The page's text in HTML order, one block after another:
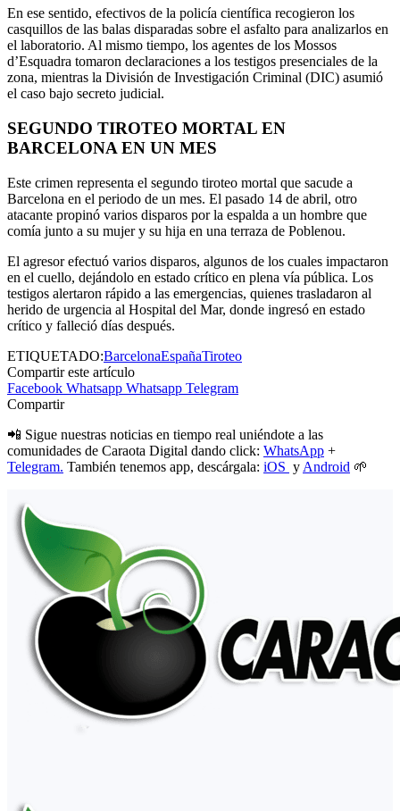
En ese sentido, efectivos de la policía científica recogieron los
casquillos de las balas disparadas sobre el asfalto para analizarlos en
el laboratorio. Al mismo tiempo, los agentes de los Mossos
d’Esquadra tomaron declaraciones a los testigos presenciales de la
zona, mientras la División de Investigación Criminal (DIC) asumió
el caso bajo secreto judicial.
SEGUNDO TIROTEO MORTAL EN
BARCELONA EN UN MES
Este crimen representa el segundo tiroteo mortal que sacude a
Barcelona en el periodo de un mes. El pasado 14 de abril, otro
atacante propinó varios disparos por la espalda a un hombre que
comía junto a su mujer y su hija en una terraza de Poblenou.
El agresor efectuó varios disparos, algunos de los cuales impactaron
en el cuello, dejándolo en estado crítico en plena vía pública. Los
testigos alertaron rápido a las emergencias, quienes trasladaron al
herido de urgencia al Hospital del Mar, donde ingresó en estado
crítico y falleció días después.
ETIQUETADO:BarcelonaEspañaTiroteo
Compartir este artículo
Facebook Whatsapp Whatsapp Telegram
Compartir
📲 Sigue nuestras noticias en tiempo real uniéndote a las
comunidades de Caraota Digital dando click: WhatsApp +
Telegram. También tenemos app, descárgala: iOS y Android 🌱